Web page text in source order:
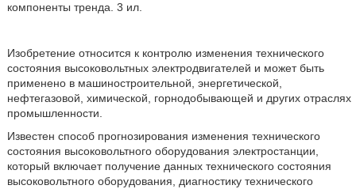
компоненты тренда. 3 ил.
Изобретение относится к контролю изменения технического
состояния высоковольтных электродвигателей и может быть
применено в машиностроительной, энергетической,
нефтегазовой, химической, горнодобывающей и других отраслях
промышленности.
Известен способ прогнозирования изменения технического
состояния высоковольтного оборудования электростанции,
который включает получение данных технического состояния
высоковольтного оборудования, диагностику технического